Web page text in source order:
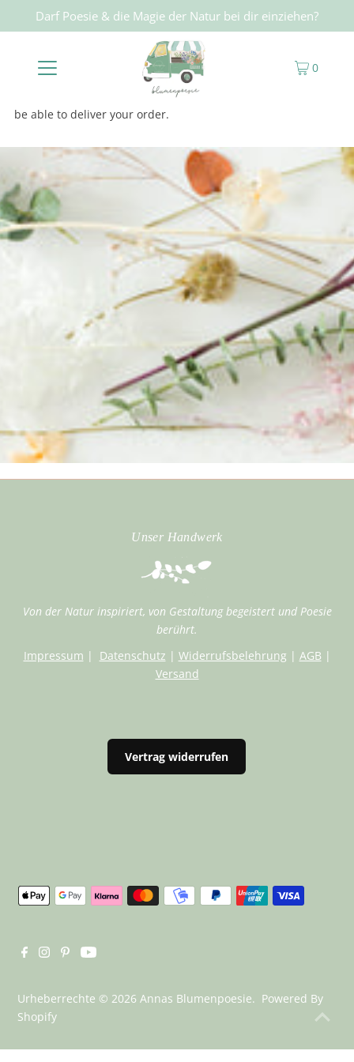
Darf Poesie & die Magie der Natur bei dir einziehen?
0
Our store is processing your personal data of the following to
be able to deliver your order.
Unser Handwerk
Von der Natur inspiriert, von Gestaltung begeistert und Poesie
berührt.
Impressum | Datenschutz | Widerrufsbelehrung | AGB |
Versand
Vertrag widerrufen
Urheberrechte © 2026Annas Blumenpoesie. Powered By
Shopify